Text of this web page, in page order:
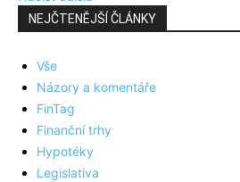
NEJČTENĚJŠÍ ČLÁNKY
Vše
Názory a komentáře
FinTag
Finanční trhy
Hypotéky
Legislativa